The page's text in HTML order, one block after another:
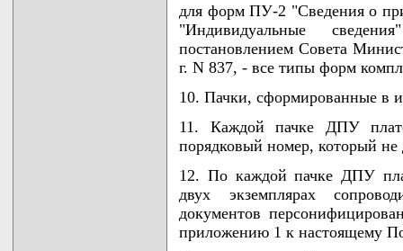
для форм ПУ-2 "Сведения о
"Индивидуальные
постановлением Совета
г. N 837, - все типы форм
10. Пачки, сформированные в
11. Каждой пачке ДПУ
порядковый номер, который не
12. По каждой пачке ДПУ
двух экземплярах
документов
приложению 1 к настоящему